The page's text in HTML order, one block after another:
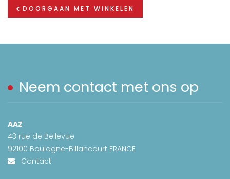
DOORGAAN MET WINKELEN
Neem contact met ons op
AAZ
43 rue de Bellevue
92100 Boulogne-Billancourt FRANCE
Contact